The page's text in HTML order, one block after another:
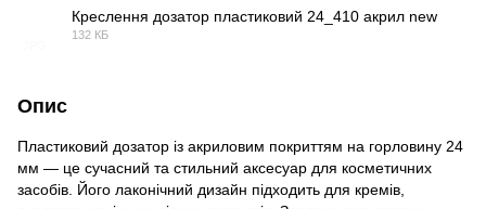
Креслення дозатор пластиковий 24_410 акрил new
132 КБ
Опис
Пластиковий дозатор із акриловим покриттям на горловину 24
мм — це сучасний та стильний аксесуар для косметичних
засобів. Його лаконічний дизайн підходить для кремів,